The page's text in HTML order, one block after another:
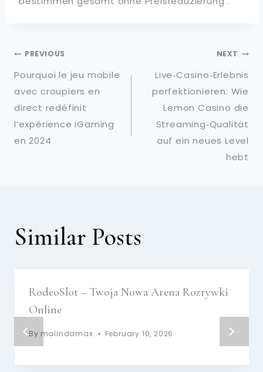
PREVIOUS
Pourquoi le jeu mobile
avec croupiers en
direct redéfinit
l’expérience iGaming
en 2024
NEXT
Live‑Casino‑Erlebnis
perfektionieren: Wie
Lemon Casino die
Streaming‑Qualität
auf ein neues Level
hebt
Similar Posts
RodeoSlot – Twoja Nowa Arena Rozrywki
Online
By malindamax February 10, 2026